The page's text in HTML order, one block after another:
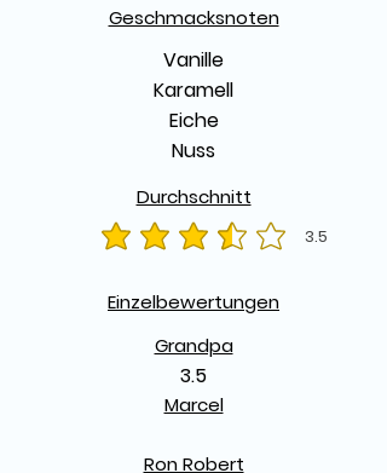
Geschmacksnoten
Vanille
Karamell
Eiche
Nuss
Durchschnitt
3.5
durchschnittliches Rating ist 3.5 von 5
Einzelbewertungen
Grandpa
3.5
Marcel
Ron Robert